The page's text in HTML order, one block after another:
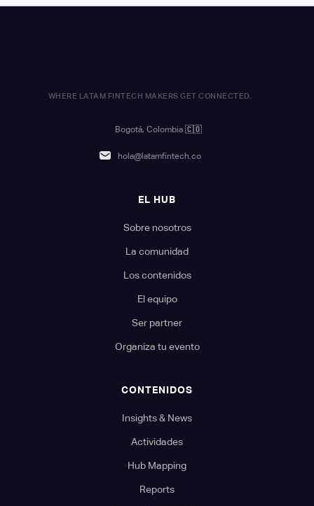
WHERE LATAM FINTECH MAKERS GET CONNECTED.
Bogotá, Colombia 🇨🇴
hola@latamfintech.co
EL HUB
Sobre nosotros
La comunidad
Los contenidos
El equipo
Ser partner
Organiza tu evento
CONTENIDOS
Insights & News
Actividades
Hub Mapping
Reports